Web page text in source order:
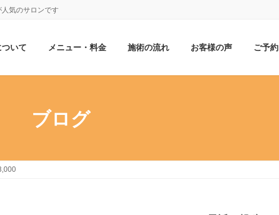
気のサロンです
いて メニュー・料金 施術の流れ お客様の声 ご予約
ブログ